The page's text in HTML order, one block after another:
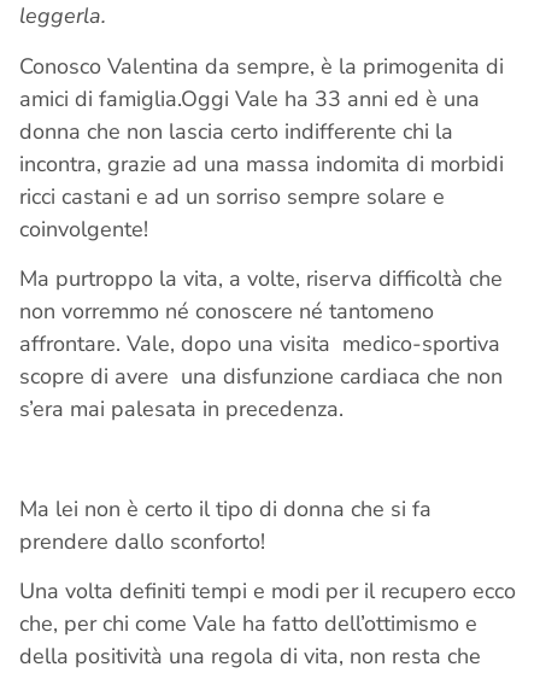
leggerla.
Conosco Valentina da sempre, è la primogenita di
amici di famiglia.Oggi Vale ha 33 anni ed è una
donna che non lascia certo indifferente chi la
incontra, grazie ad una massa indomita di morbidi
ricci castani e ad un sorriso sempre solare e
coinvolgente!
Ma purtroppo la vita, a volte, riserva difficoltà che
non vorremmo né conoscere né tantomeno
affrontare. Vale, dopo una visita medico-sportiva
scopre di avere una disfunzione cardiaca che non
s’era mai palesata in precedenza.
Ma lei non è certo il tipo di donna che si fa
prendere dallo sconforto!
Una volta definiti tempi e modi per il recupero ecco
che, per chi come Vale ha fatto dell’ottimismo e
della positività una regola di vita, non resta che